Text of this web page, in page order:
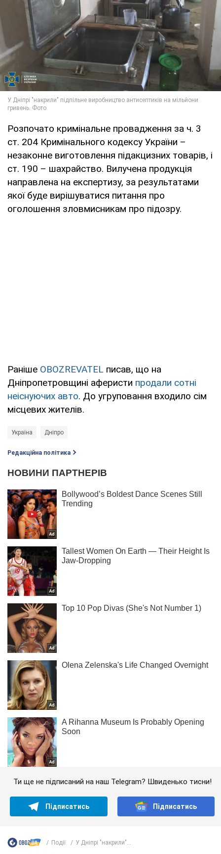
Розпочато кримінальне провадження за ч. 3
ст. 204 Кримінального кодексу України –
незаконне виготовлення підакцизних товарів, і
ст. 190 – шахрайство. Вилучена продукція
направлена на експертизу, за результатами
якої буде вирішуватися питання про
оголошення зловмисникам про підозру.
Раніше OBOZREVATEL писав, що на
Дніпропетровщині аферисти продали сотні
неіснуючих авто. До угруповання входило сім
місцевих жителів.
Україна Дніпро
Редакційна політика
Ти ще не підписаний на наш Telegram? Швиденько тисни!
Підписатись Підписатись
Події У Дніпрі "накрили"...